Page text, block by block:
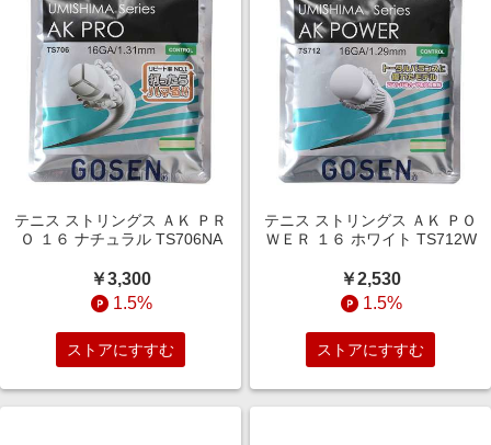
テニス ストリングス ＡＫ ＰＲ
Ｏ １６ ナチュラル TS706NA
￥3,300
1.5%
ストアにすすむ
テニス ストリングス ＡＫ ＰＯ
ＷＥＲ １６ ホワイト TS712W
￥2,530
1.5%
ストアにすすむ